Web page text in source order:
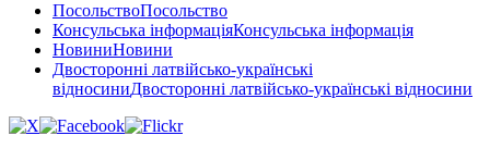
ПосольствоПосольство
Консульська інформаціяКонсульська інформація
НовиниНовини
Двосторонні латвійсько-українські
відносиниДвосторонні латвійсько-українські відносини